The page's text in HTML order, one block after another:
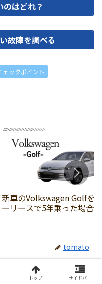
はどれ？
故障を調べる
ェックポイント
新車のVolkswagen Golfをカ
ーリースで5年乗った場合に
tomato
トップ サイドバー